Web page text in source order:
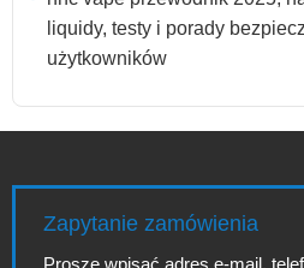
liquidy, testy i porady
użytkowników
Zapytanie zamówienia